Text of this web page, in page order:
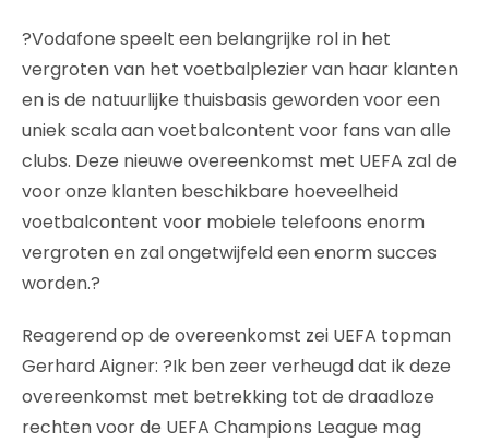
?Vodafone speelt een belangrijke rol in het
vergroten van het voetbalplezier van haar klanten
en is de natuurlijke thuisbasis geworden voor een
uniek scala aan voetbalcontent voor fans van alle
clubs. Deze nieuwe overeenkomst met UEFA zal de
voor onze klanten beschikbare hoeveelheid
voetbalcontent voor mobiele telefoons enorm
vergroten en zal ongetwijfeld een enorm succes
worden.?
Reagerend op de overeenkomst zei UEFA topman
Gerhard Aigner: ?Ik ben zeer verheugd dat ik deze
overeenkomst met betrekking tot de draadloze
rechten voor de UEFA Champions League mag